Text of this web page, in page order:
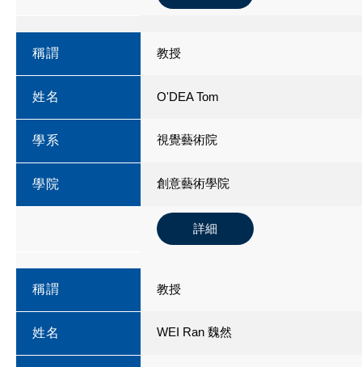
稱謂 教授
姓名 O'DEA Tom
學系 視覺藝術院
學院 創意藝術學院
詳細
稱謂 教授
姓名 WEI Ran 魏然